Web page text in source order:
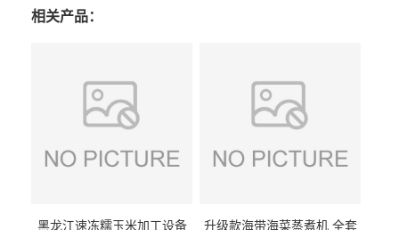
相关产品：
黑龙江速冻糯玉米加工设备 升级款海带海菜蒸煮机 全套